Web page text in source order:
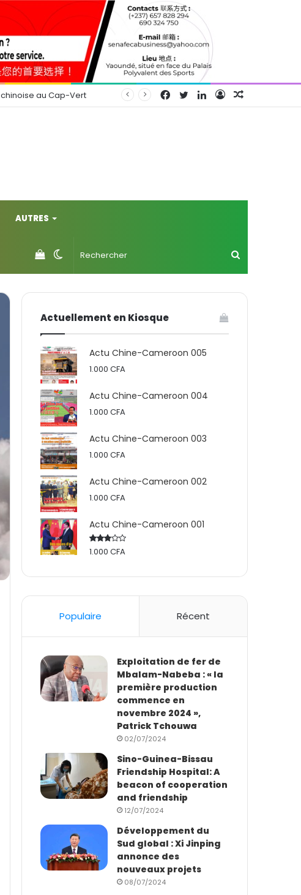
au Cap-Vert Connexion
Linkedin
Twitter
Facebook
AUTRES
Switch
skin
Voir
votre
Actuellement en Kiosque
Actu Chine-Cameroon 005
1.000CFA
Actu Chine-Cameroon 004
1.000CFA
Actu Chine-Cameroon 003
1.000CFA
Actu Chine-Cameroon 002
1.000CFA
Actu Chine-Cameroon 001
Rated
1.000CFA
Populaire Récent
Exploitation de fer de
Mbalam-Nabeba : « la
première production
commence en
novembre 2024 »,
Patrick Tchouwa
02/07/2024
Sino-Guinea-Bissau
Friendship Hospital: A
beacon of cooperation
and friendship
12/07/2024
Développement du
Sud global : Xi Jinping
annonce des
nouveaux projets
08/07/2024